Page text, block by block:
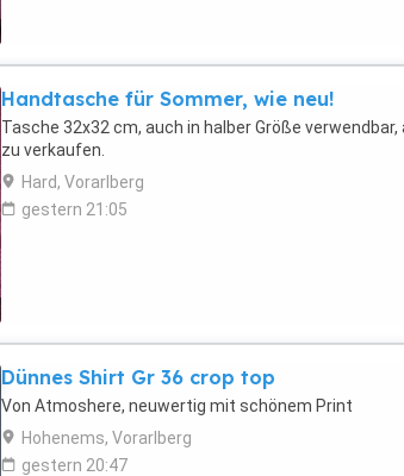
Handtasche für Sommer, wie neu!
Tasche 32x32 cm, auch in halber Größe
zu verkaufen.
Hard, Vorarlberg
gestern 21:05
Dünnes Shirt Gr 36 crop top
Von Atmoshere, neuwertig mit schönem Print
Hohenems, Vorarlberg
gestern 20:47